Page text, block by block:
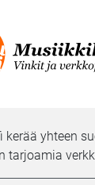
yhteen
tarjoamia